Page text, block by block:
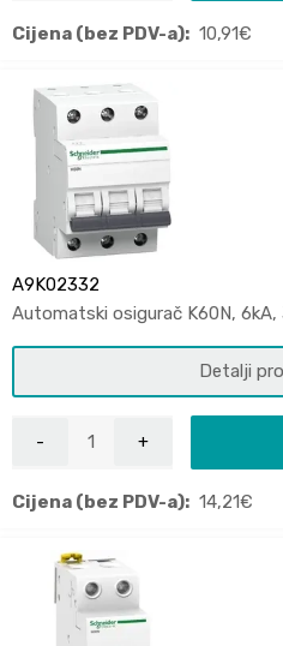
Cijena (bez PDV-a): 10,91€
A9K02332
Automatski osigurač K60N, 6kA,
Detalji
Cijena (bez PDV-a): 14,21€